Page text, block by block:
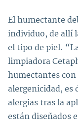
El humectante
individuo, de allí
el tipo de piel.
limpiadora
humectantes
alergenicidad,
alergias tras la
están diseñados